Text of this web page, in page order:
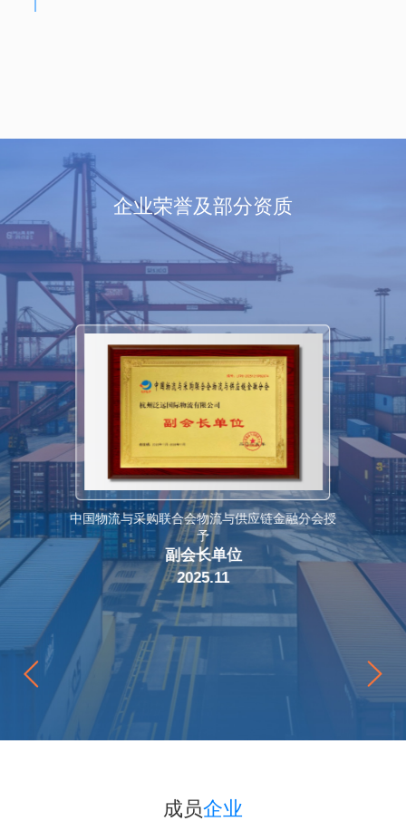
企业荣誉及部分资质
中国物流与采购联合会物流与供应链金融分会授
予
副会长单位
2025.11
成员企业